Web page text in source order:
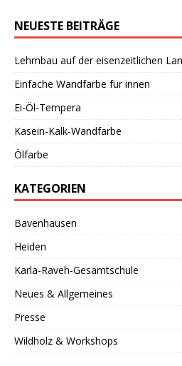
NEUESTE BEITRÄGE
Lehmbau auf der eisenzeitlichen
Einfache Wandfarbe für innen
Ei-Öl-Tempera
Kasein-Kalk-Wandfarbe
Ölfarbe
KATEGORIEN
Bavenhausen
Heiden
Karla-Raveh-Gesamtschule
Neues & Allgemeines
Presse
Wildholz & Workshops